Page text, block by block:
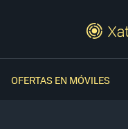
OFERTAS EN MÓVILES